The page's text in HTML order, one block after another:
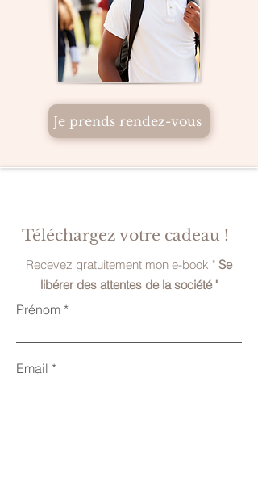
Je prends rendez-vous
! Téléchargez votre cadeau
Recevez gratuitement mon e-book " Se
libérer des attentes de la société "
Prénom
Email